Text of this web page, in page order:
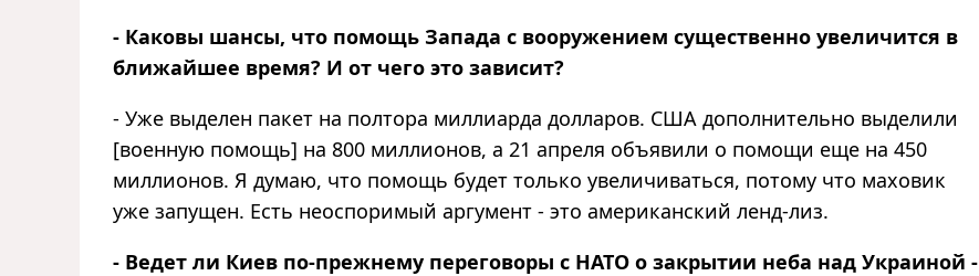
- Каковы шансы, что помощь Запада с вооружением существенно увеличится в
ближайшее время? И от чего это зависит?
- Уже выделен пакет на полтора миллиарда долларов. США дополнительно выделили
[военную помощь] на 800 миллионов, а 21 апреля объявили о помощи еще на 450
миллионов. Я думаю, что помощь будет только увеличиваться, потому что маховик
уже запущен. Есть неоспоримый аргумент - это американский ленд-лиз.
- Ведет ли Киев по-прежнему переговоры с НАТО о закрытии неба над Украиной -